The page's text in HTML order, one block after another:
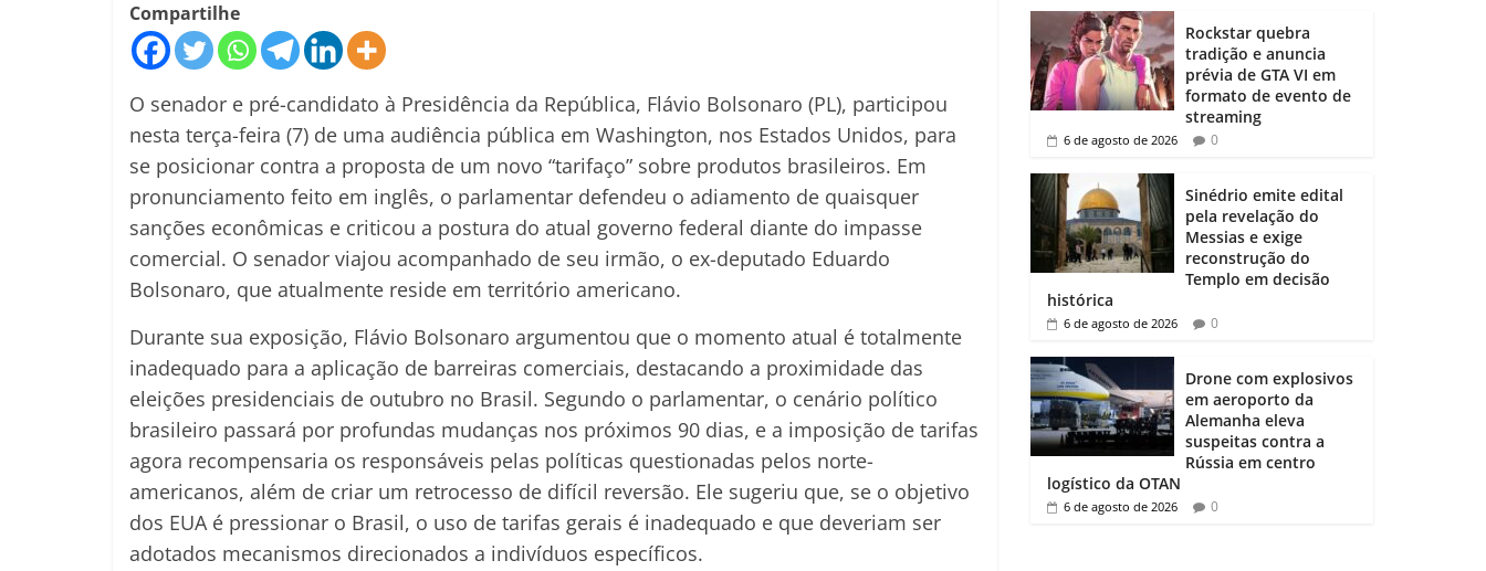
Compartilhe
O senador e pré-candidato à Presidência da República, Flávio Bolsonaro (PL), participou
nesta terça-feira (7) de uma audiência pública em Washington, nos Estados Unidos, para
se posicionar contra a proposta de um novo “tarifaço” sobre produtos brasileiros. Em
pronunciamento feito em inglês, o parlamentar defendeu o adiamento de quaisquer
sanções econômicas e criticou a postura do atual governo federal diante do impasse
comercial. O senador viajou acompanhado de seu irmão, o ex-deputado Eduardo
Bolsonaro, que atualmente reside em território americano.
Durante sua exposição, Flávio Bolsonaro argumentou que o momento atual é totalmente
inadequado para a aplicação de barreiras comerciais, destacando a proximidade das
eleições presidenciais de outubro no Brasil. Segundo o parlamentar, o cenário político
brasileiro passará por profundas mudanças nos próximos 90 dias, e a imposição de tarifas
agora recompensaria os responsáveis pelas políticas questionadas pelos norte-
americanos, além de criar um retrocesso de difícil reversão. Ele sugeriu que, se o objetivo
dos EUA é pressionar o Brasil, o uso de tarifas gerais é inadequado e que deveriam ser
adotados mecanismos direcionados a indivíduos específicos.
Rockstar quebra
tradição e anuncia
prévia de GTA VI em
formato de evento de
streaming
6 de agosto de 2026 0
Sinédrio emite edital
pela revelação do
Messias e exige
reconstrução do
Templo em decisão
histórica
6 de agosto de 2026 0
Drone com explosivos
em aeroporto da
Alemanha eleva
suspeitas contra a
Rússia em centro
logístico da OTAN
6 de agosto de 2026 0